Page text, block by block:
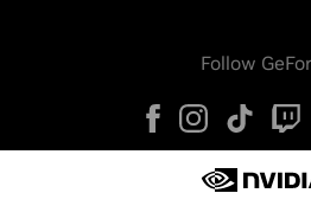
Follow